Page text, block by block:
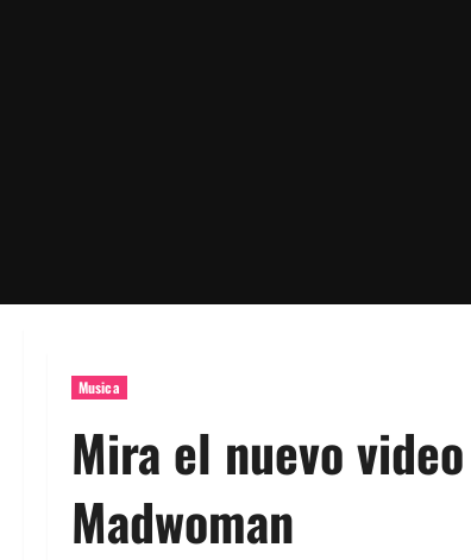
Musica
Mira el nuevo
Madwoman